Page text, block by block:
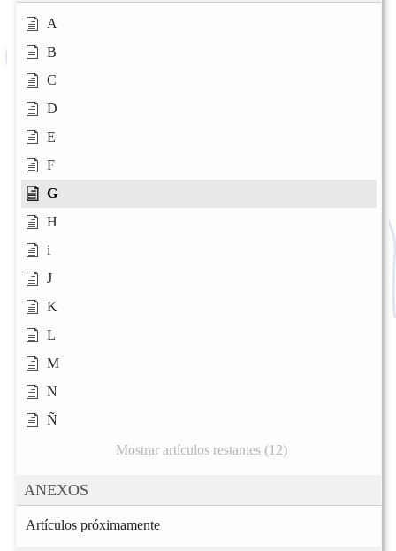
A
B
C
D
E
F
G
H
i
J
K
L
M
N
Ñ
Mostrar artículos restantes (12)
ANEXOS
Artículos próximamente